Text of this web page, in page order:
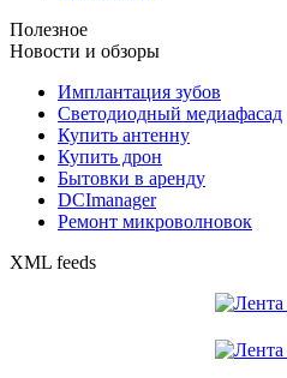
Полезное
Новости и обзоры
Имплантация зубов
Светодиодный медиафасад
Купить антенну
Купить дрон
Бытовки в аренду
DCImanager
Ремонт микроволновок
XML feeds